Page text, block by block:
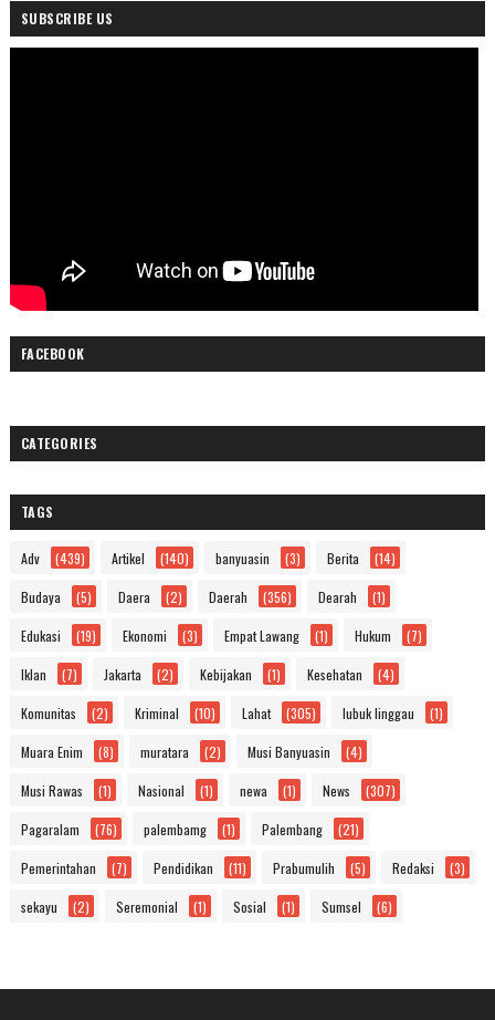
SUBSCRIBE US
FACEBOOK
CATEGORIES
TAGS
Adv (439) Artikel (140) banyuasin (3) Berita (14)
Budaya (5) Daera (2) Daerah (356) Dearah (1)
Edukasi (19) Ekonomi (3) Empat Lawang (1) Hukum (7)
Iklan (7) Jakarta (2) Kebijakan (1) Kesehatan (4)
Komunitas (2) Kriminal (10) Lahat (305) lubuk linggau (1)
Muara Enim (8) muratara (2) Musi Banyuasin (4)
Musi Rawas (1) Nasional (1) newa (1) News (307)
Pagaralam (76) palembamg (1) Palembang (21)
Pemerintahan (7) Pendidikan (11) Prabumulih (5) Redaksi (3)
sekayu (2) Seremonial (1) Sosial (1) Sumsel (6)